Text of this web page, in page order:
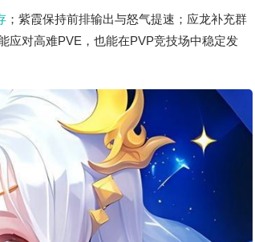
；紫霞保持前排输出与怒气提速；应龙补充群
应对高难PVE，也能在PVP竞技场中稳定发